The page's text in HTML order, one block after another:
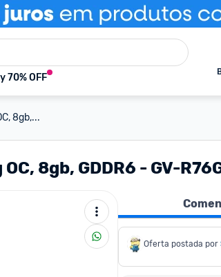
70% OFF
8gb,...
8gb, GDDR6 - GV-
Oferta postada por